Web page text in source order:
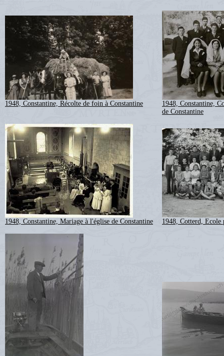
1948, Constantine, Récolte de foin à Constantine
1948, Constantine,
de Constantine
1948, Constantine, Mariage à l'église de Constantine 1948, Cotterd, Ecole